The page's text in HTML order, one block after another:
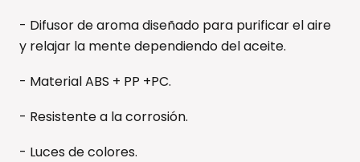
- Difusor de aroma diseñado para purificar el aire
y relajar la mente dependiendo del aceite.
- Material ABS + PP +PC.
- Resistente a la corrosión.
- Luces de colores.